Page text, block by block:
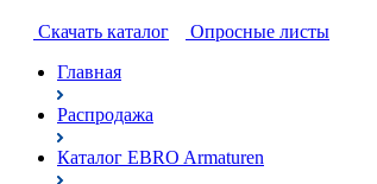
Cкачать каталог
Опросные листы
Главная
Распродажа
Каталог EBRO Armaturen